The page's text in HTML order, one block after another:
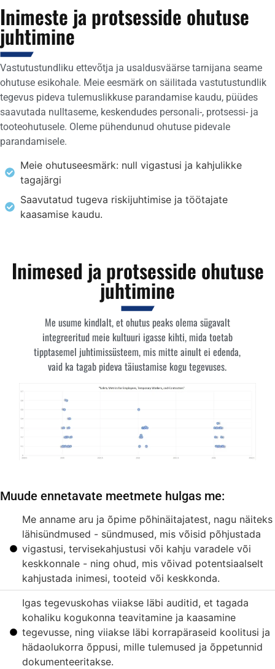
Inimeste ja protsesside ohutuse
juhtimine
Vastutustundliku ettevõtja ja usaldusväärse tarnijana seame
ohutuse esikohale. Meie eesmärk on säilitada vastutustundlik
tegevus pideva tulemuslikkuse parandamise kaudu, püüdes
saavutada nulltaseme, keskendudes personali-, protsessi- ja
tooteohutusele. Oleme pühendunud ohutuse pidevale
parandamisele.
Meie ohutuseesmärk: null vigastusi ja kahjulikke
tagajärgi
Saavutatud tugeva riskijuhtimise ja töötajate
kaasamise kaudu.
Inimesed ja protsesside ohutuse
juhtimine
Me usume kindlalt, et ohutus peaks olema sügavalt
integreeritud meie kultuuri igasse kihti, mida toetab
tipptasemel juhtimissüsteem, mis mitte ainult ei edenda,
vaid ka tagab pideva täiustamise kogu tegevuses.
Muude ennetavate meetmete hulgas me:
Me anname aru ja õpime põhinäitajatest, nagu näiteks
lähisündmused - sündmused, mis võisid põhjustada
vigastusi, tervisekahjustusi või kahju varadele või
keskkonnale - ning ohud, mis võivad potentsiaalselt
kahjustada inimesi, tooteid või keskkonda.
Igas tegevuskohas viiakse läbi auditid, et tagada
kohaliku kogukonna teavitamine ja kaasamine
tegevusse, ning viiakse läbi korrapäraseid koolitusi ja
hädaolukorra õppusi, mille tulemused ja õppetunnid
dokumenteeritakse.